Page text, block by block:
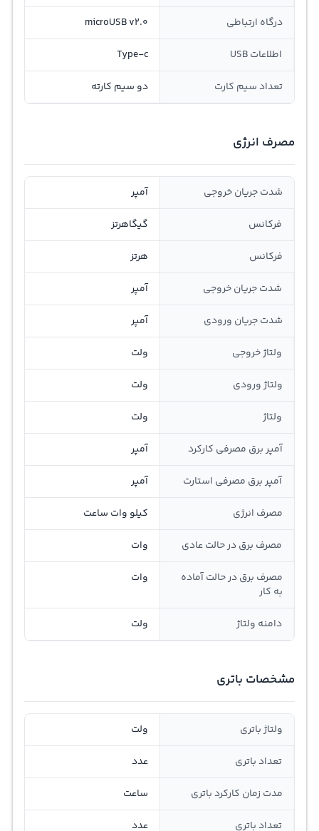
درگاه ارتباطی microUSB v2.0
اطلاعات USB Type-c
تعداد سیم کارت دو سیم کارته
مصرف انرژی
شدت جریان خروجی آمپر
فرکانس گیگاهرتز
فرکانس هرتز
شدت جریان خروجی آمپر
شدت جریان ورودی آمپر
ولتاژ خروجی ولت
ولتاژ ورودی ولت
ولتاژ ولت
آمپر برق مصرفی کارکرد آمپر
آمپر برق مصرفی استارت آمپر
مصرف انرژی کیلو وات ساعت
مصرف برق در حالت عادی وات
مصرف برق در حالت آماده
به کار
وات
دامنه ولتاژ ولت
مشخصات باتری
ولتاژ باتری ولت
تعداد باتری عدد
مدت زمان کارکرد باتری ساعت
تعداد باتری عدد